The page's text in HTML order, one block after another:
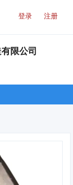
登录 注册
限公司